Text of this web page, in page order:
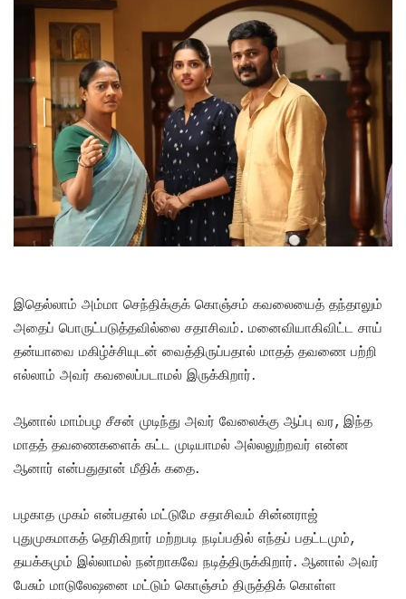
இதெல்லாம் அம்மா செந்திக்குக் கொஞ்சம் கவலையைத் தந்தாலும்
அதைப் பொருட்படுத்தவில்லை சதாசிவம். மனைவியாகிவிட்ட சாய்
தன்யாவை மகிழ்ச்சியுடன் வைத்திருப்பதால் மாதத் தவணை பற்றி
எல்லாம் அவர் கவலைப்படாமல் இருக்கிறார்.
ஆனால் மாம்பழ சீசன் முடிந்து அவர் வேலைக்கு ஆப்பு வர, இந்த
மாதத் தவணைகளைக் கட்ட முடியாமல் அல்லலுற்றவர் என்ன
ஆனார் என்பதுதான் மீதிக் கதை.
பழகாத முகம் என்பதால் மட்டுமே சதாசிவம் சின்னராஜ்
புதுமுகமாகத் தெரிகிறார் மற்றபடி நடிப்பதில் எந்தப் பதட்டமும்,
தயக்கமும் இல்லாமல் நன்றாகவே நடித்திருக்கிறார். ஆனால் அவர்
பேசும் மாடுலேஷனை மட்டும் கொஞ்சம் திருத்திக் கொள்ள